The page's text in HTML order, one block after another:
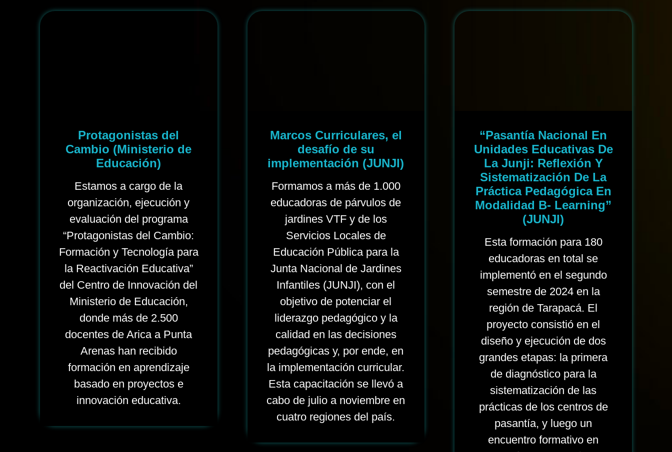
Protagonistas del
Cambio (Ministerio de
Educación)
Estamos a cargo de la
organización, ejecución y
evaluación del programa
“Protagonistas del Cambio:
Formación y Tecnología para
la Reactivación Educativa”
del Centro de Innovación del
Ministerio de Educación,
donde más de 2.500
docentes de Arica a Punta
Arenas han recibido
formación en aprendizaje
basado en proyectos e
innovación educativa.
Marcos Curriculares, el
desafío de su
implementación (JUNJI)
Formamos a más de 1.000
educadoras de párvulos de
jardines VTF y de los
Servicios Locales de
Educación Pública para la
Junta Nacional de Jardines
Infantiles (JUNJI), con el
objetivo de potenciar el
liderazgo pedagógico y la
calidad en las decisiones
pedagógicas y, por ende, en
la implementación curricular.
Esta capacitación se llevó a
cabo de julio a noviembre en
cuatro regiones del país.
“Pasantía Nacional En
Unidades Educativas De
La Junji: Reflexión Y
Sistematización De La
Práctica Pedagógica En
Modalidad B- Learning”
(JUNJI)
Esta formación para 180
educadoras en total se
implementó en el segundo
semestre de 2024 en la
región de Tarapacá. El
proyecto consistió en el
diseño y ejecución de dos
grandes etapas: la primera
de diagnóstico para la
sistematización de las
prácticas de los centros de
pasantía, y luego un
encuentro formativo en